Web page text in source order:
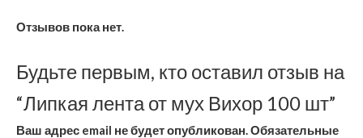
Отзывов пока нет.
Будьте первым, кто оставил отзыв на
“Липкая лента от мух Вихор 100 шт”
Ваш адрес email не будет опубликован.Обязательные